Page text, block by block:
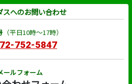
スへのお問い合わせ
（平日10時～17時）
752-5847
ールフォーム